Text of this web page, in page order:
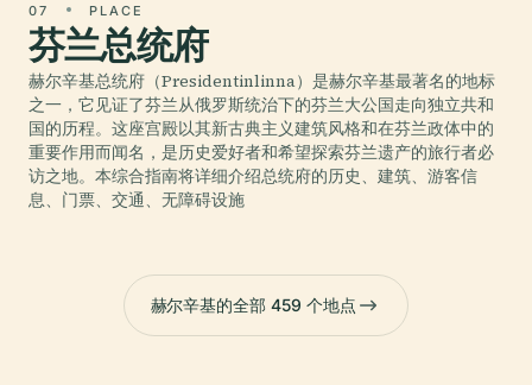
07 PLACE
芬兰总统府
赫尔辛基总统府（Presidentinlinna）是赫尔辛基最著名的地标
之一，它见证了芬兰从俄罗斯统治下的芬兰大公国走向独立共和
国的历程。这座宫殿以其新古典主义建筑风格和在芬兰政体中的
重要作用而闻名，是历史爱好者和希望探索芬兰遗产的旅行者必
访之地。本综合指南将详细介绍总统府的历史、建筑、游客信
息、门票、交通、无障碍设施
赫尔辛基的全部 459 个地点